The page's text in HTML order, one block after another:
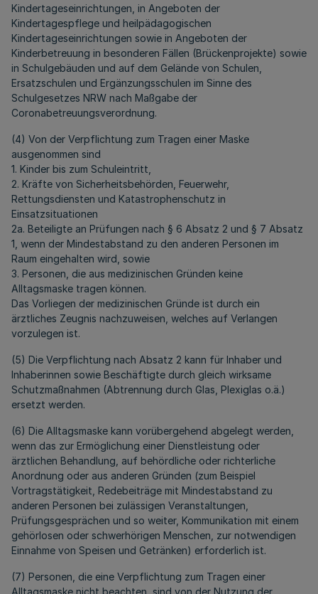
Kindertageseinrichtungen, in Angeboten der
Kindertagespflege und heilpädagogischen
Kindertageseinrichtungen sowie in Angeboten der
Kinderbetreuung in besonderen Fällen (Brückenprojekte) sowie
in Schulgebäuden und auf dem Gelände von Schulen,
Ersatzschulen und Ergänzungsschulen im Sinne des
Schulgesetzes NRW nach Maßgabe der
Coronabetreuungsverordnung.
(4) Von der Verpflichtung zum Tragen einer Maske
ausgenommen sind
1. Kinder bis zum Schuleintritt,
2. Kräfte von Sicherheitsbehörden, Feuerwehr,
Rettungsdiensten und Katastrophenschutz in
Einsatzsituationen
2a. Beteiligte an Prüfungen nach § 6 Absatz 2 und § 7 Absatz
1, wenn der Mindestabstand zu den anderen Personen im
Raum eingehalten wird, sowie
3. Personen, die aus medizinischen Gründen keine
Alltagsmaske tragen können.
Das Vorliegen der medizinischen Gründe ist durch ein
ärztliches Zeugnis nachzuweisen, welches auf Verlangen
vorzulegen ist.
(5) Die Verpflichtung nach Absatz 2 kann für Inhaber und
Inhaberinnen sowie Beschäftigte durch gleich wirksame
Schutzmaßnahmen (Abtrennung durch Glas, Plexiglas o.ä.)
ersetzt werden.
(6) Die Alltagsmaske kann vorübergehend abgelegt werden,
wenn das zur Ermöglichung einer Dienstleistung oder
ärztlichen Behandlung, auf behördliche oder richterliche
Anordnung oder aus anderen Gründen (zum Beispiel
Vortragstätigkeit, Redebeiträge mit Mindestabstand zu
anderen Personen bei zulässigen Veranstaltungen,
Prüfungsgesprächen und so weiter, Kommunikation mit einem
gehörlosen oder schwerhörigen Menschen, zur notwendigen
Einnahme von Speisen und Getränken) erforderlich ist.
(7) Personen, die eine Verpflichtung zum Tragen einer
Alltagsmaske nicht beachten, sind von der Nutzung der